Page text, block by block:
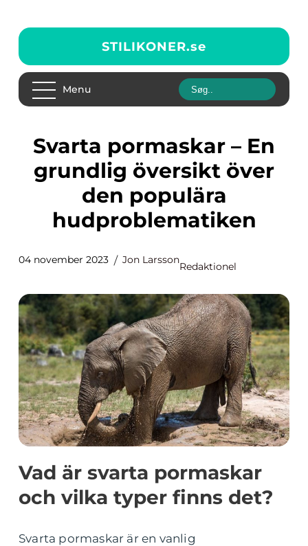
STILIKONER.se
Menu
Svarta pormaskar – En
grundlig översikt över
den populära
hudproblematiken
04 november 2023 Jon Larsson
Redaktionel
Vad är svarta pormaskar
och vilka typer finns det?
Svarta pormaskar är en vanlig